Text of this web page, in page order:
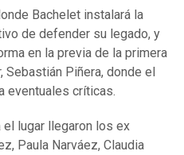
Bachelet instalará la
de defender su legado, y
en la previa de la primera
Sebastián Piñera, donde el
eventuales críticas.
el lugar llegaron los ex
Paula Narváez, Claudia